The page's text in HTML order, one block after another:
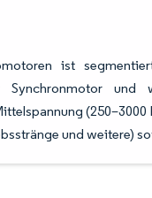
ist
Synchronmotor und
und weitere)